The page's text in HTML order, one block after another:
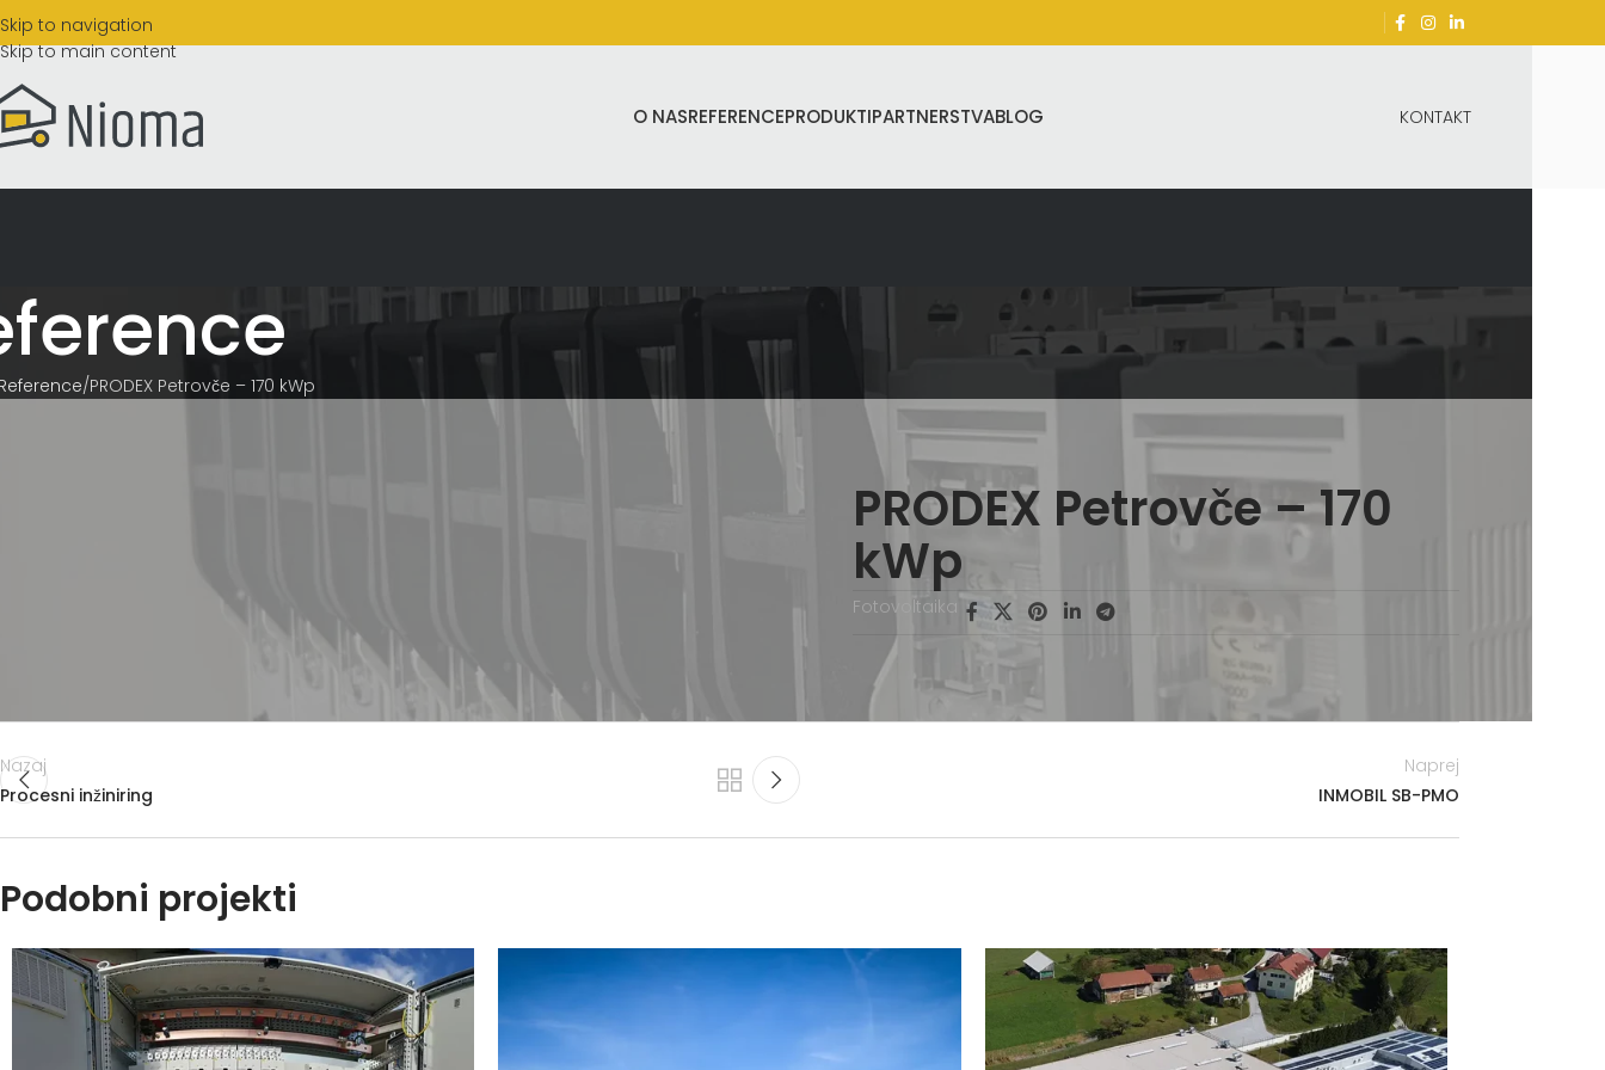
Skip to navigation
Skip to main content
O NASREFERENCEPRODUKTIPARTNERSTVABLOG KONTAKT
PRODEX Petrovče – 170 kWp
PRODEX Petrovče – 170
kWp
Fotovoltaika
Nazaj
Procesni inžiniring
Naprej
INMOBIL SB-PMO
Podobni projekti